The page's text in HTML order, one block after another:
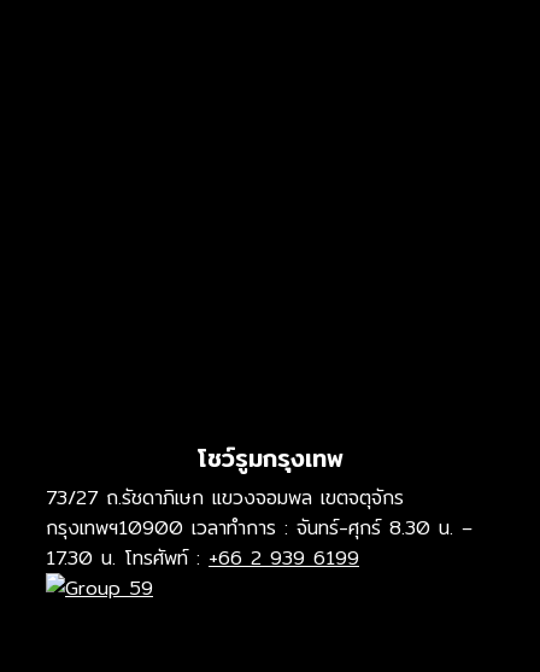
โชว์รูมกรุงเทพ
73/27 ถ.รัชดาภิเษก แขวงจอมพล เขตจตุจักร
กรุงเทพฯ10900 เวลาทำการ : จันทร์-ศุกร์ 8.30 น. –
17.30 น. โทรศัพท์ : +66 2 939 6199